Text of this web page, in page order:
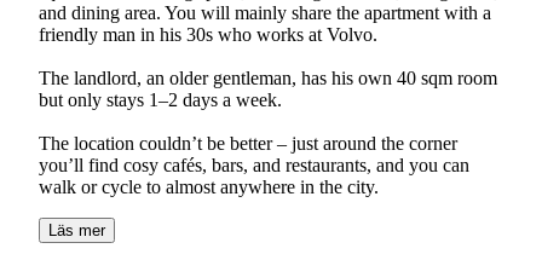
and dining area. You will mainly share the apartment with a
friendly man in his 30s who works at Volvo.
The landlord, an older gentleman, has his own 40 sqm room
but only stays 1–2 days a week.
The location couldn’t be better – just around the corner
you’ll find cosy cafés, bars, and restaurants, and you can
walk or cycle to almost anywhere in the city.
Läs mer